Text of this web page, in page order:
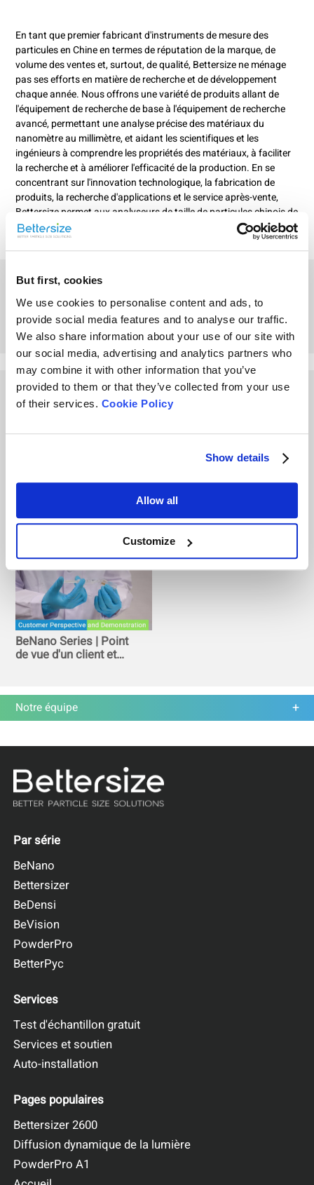
But first, cookies
We use cookies to personalise content and ads, to
provide social media features and to analyse our traffic.
We also share information about your use of our site with
our social media, advertising and analytics partners who
may combine it with other information that you’ve
provided to them or that they’ve collected from your use
of their services. Cookie Policy
Show details
Allow all
Customize
En tant que premier fabricant d'instruments de mesure des
particules en Chine en termes de réputation de la marque, de
volume des ventes et, surtout, de qualité, Bettersize ne ménage
pas ses efforts en matière de recherche et de développement
chaque année. Nous offrons une variété de produits allant de
l'équipement de recherche de base à l'équipement de recherche
avancé, permettant une analyse précise des matériaux du
nanomètre au millimètre, et aidant les scientifiques et les
ingénieurs à comprendre les propriétés des matériaux, à faciliter
la recherche et à améliorer l'efficacité de la production. En se
concentrant sur l'innovation technologique, la fabrication de
produits, la recherche d'applications et le service après-vente,
Bettersize permet aux analyseurs de taille de particules chinois de
se hisser au rang de produits internationaux de pointe.
pour les clients au Brésil
2019
Other Playlists
Bettersize révolutionne Root Group - Étude de
cas de réussite d'un
client
BeNano Series | Point
de vue d'un client et
Notre équipe
Par série
BeNano
Bettersizer
BeDensi
BeVision
PowderPro
BetterPyc
Services
Test d'échantillon gratuit
Services et soutien
Auto-installation
Pages populaires
Bettersizer 2600
Diffusion dynamique de la lumière
PowderPro A1